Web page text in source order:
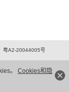
。 Cookies和隐
粤A2-20044005号